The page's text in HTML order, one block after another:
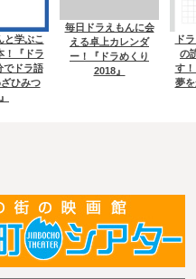
と学ぶこ
！『ドラ
でドラ語
ひみつ
毎日ドラえもんに会
える卓上カレンダ
ー！『ドラめくり
2018』
ド
の
す
夢